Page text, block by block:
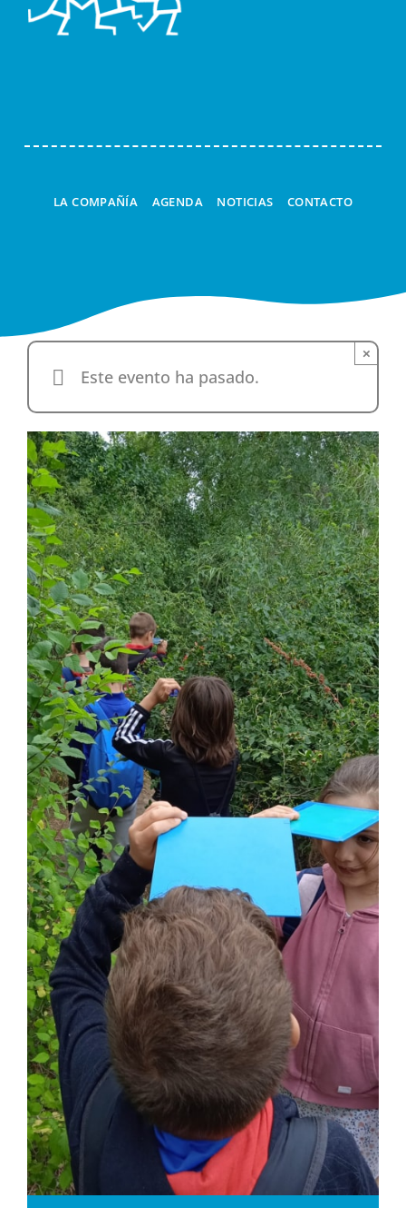
LA COMPAÑÍA AGENDA NOTICIAS CONTACTO
Este evento ha pasado.
×